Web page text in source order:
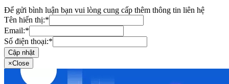
Để gửi bình luận bạn vui lòng cung cấp thêm thông tin liên hệ
Tên hiển thị:*
Email:*
Số điện thoại:*
Cập nhật
×Close